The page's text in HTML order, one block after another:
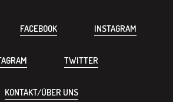
FACEBOOK INSTAGRAM
TWITTER
KONTAKT/ÜBER UNS